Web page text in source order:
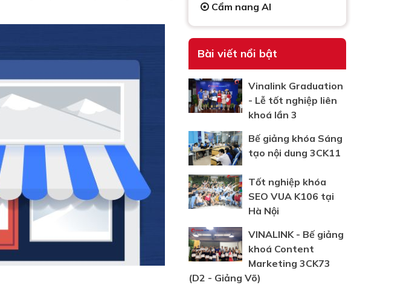
Cẩm nang AI
Bài viết nổi bật
Vinalink Graduation
- Lễ tốt nghiệp liên
khoá lần 3
Bế giảng khóa Sáng
tạo nội dung 3CK11
Tốt nghiệp khóa
SEO VUA K106 tại
Hà Nội
VINALINK - Bế giảng
khoá Content
Marketing 3CK73
(D2 - Giảng Võ)